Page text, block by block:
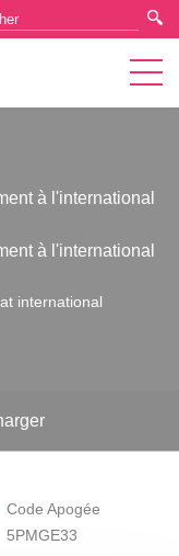
à l'international
à l'international
international
Code Apogée
5PMGE33